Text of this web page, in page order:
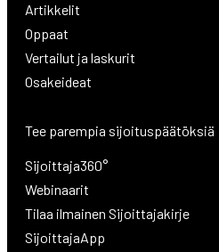
Artikkelit
Oppaat
Vertailut ja laskurit
Osakeideat
Tee parempia sijoituspäätöksiä
Sijoittaja360°
Webinaarit
Tilaa ilmainen Sijoittajakirje
SijoittajaApp